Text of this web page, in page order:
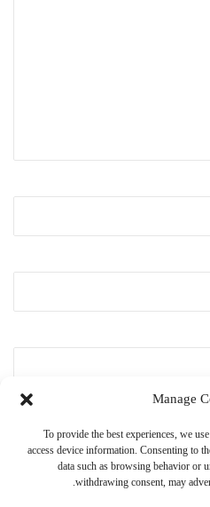
Manage
To provide the best experiences, we
access device information. Consenting to
data such as browsing behavior or
withdrawing consent, may
الإلكتروني في هذا المتصفح